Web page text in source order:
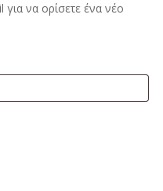
να ορίσετε ένα νέο